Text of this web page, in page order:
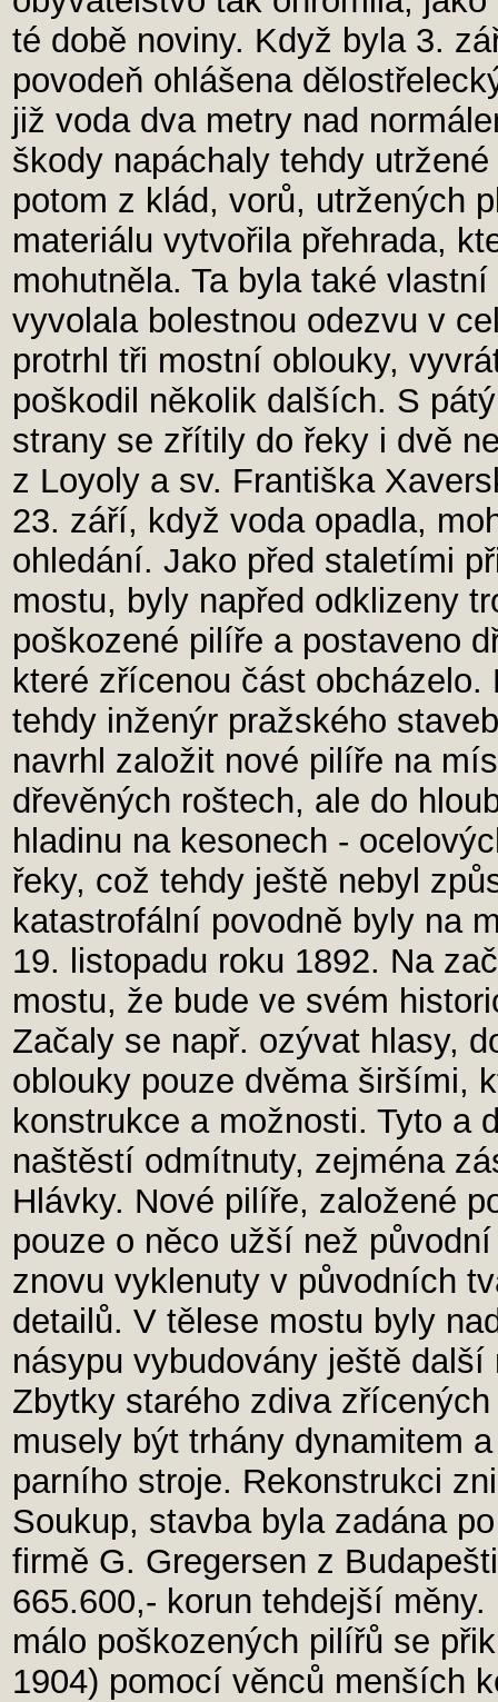
té době noviny. Když byla 3.
povodeň ohlášena
již voda dva metry nad
škody napáchaly tehdy
potom z klád, vorů, utržených
materiálu vytvořila přehrada,
mohutněla. Ta byla také
vyvolala bolestnou odezvu v
protrhl tři mostní oblouky,
poškodil několik dalších. S
strany se zřítily do řeky i dvě
z Loyoly a sv. Františka
23. září, když voda opadla,
ohledání. Jako před staletími
mostu, byly napřed odklizeny
poškozené pilíře a postaveno
které zřícenou část
tehdy inženýr pražského
navrhl založit nové pilíře na
dřevěných roštech, ale do
hladinu na kesonech -
řeky, což tehdy ještě nebyl
katastrofální povodně byly na
19. listopadu roku 1892. Na
mostu, že bude ve svém
Začaly se např. ozývat hlasy,
oblouky pouze dvěma širšími,
konstrukce a možnosti. Tyto a
naštěstí odmítnuty, zejména
Hlávky. Nové pilíře, založené
pouze o něco užší než
znovu vyklenuty v původních
detailů. V tělese mostu byly
násypu vybudovány ještě
Zbytky starého zdiva
musely být trhány dynamitem
parního stroje. Rekonstrukci
Soukup, stavba byla zadána
firmě G. Gregersen z
665.600,- korun tehdejší
málo poškozených pilířů se
1904) pomocí věnců menších